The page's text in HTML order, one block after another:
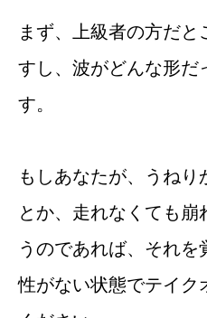
まず、上級者の方だと
すし、波がどんな形だ
す。
もしあなたが、うねり
とか、走れなくても
うのであれば、それ
性がない状態でテイク